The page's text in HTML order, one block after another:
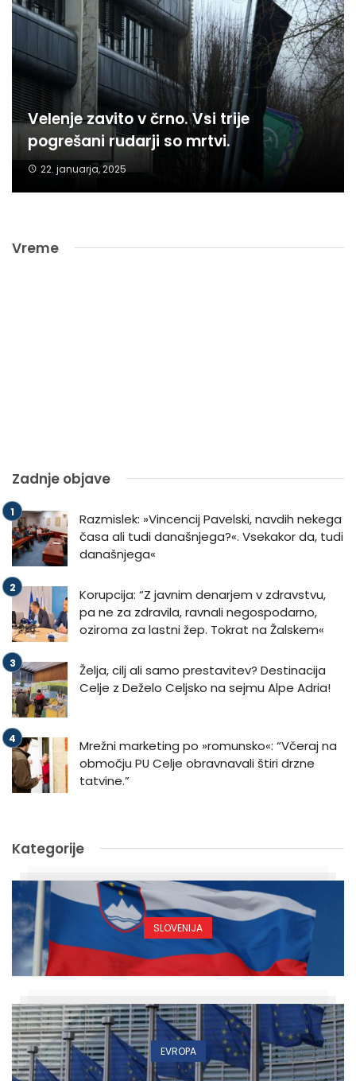
Velenje zavito v črno. Vsi trije
pogrešani rudarji so mrtvi.
22. januarja, 2025
Vreme
Zadnje objave
Razmislek: »Vincencij Pavelski, navdih nekega
časa ali tudi današnjega?«. Vsekakor da, tudi
današnjega«
Korupcija: “Z javnim denarjem v zdravstvu,
pa ne za zdravila, ravnali negospodarno,
oziroma za lastni žep. Tokrat na Žalskem«
Želja, cilj ali samo prestavitev? Destinacija
Celje z Deželo Celjsko na sejmu Alpe Adria!
Mrežni marketing po »romunsko«: “Včeraj na
območju PU Celje obravnavali štiri drzne
tatvine.”
Kategorije
SLOVENIJA
EVROPA